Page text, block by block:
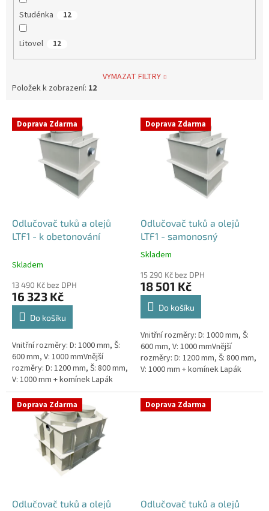
Studénka 12
Litovel 12
VYMAZAT FILTRY
Položek k zobrazení: 12
V Doprava Zdarma
Odlučovač tuků a olejů
LTF1 - k obetonování
Skladem
13 490 Kč bez DPH
16 323 Kč
Do košíku
Vnitřní rozměry: D: 1000 mm, Š:
600 mm, V: 1000 mmVnější
rozměry: D: 1200 mm, Š: 800 mm,
V: 1000 mm + komínek Lapák
tuků do 1l/s nebo 100 jídel
denně Průměr a umístění...
Doprava Zdarma
Odlučovač tuků a olejů
LTF1 - samonosný
Průměrné
produktu
je
4,5
hvězdiček.
Skladem
15 290 Kč bez DPH
18 501 Kč
Do košíku
Vnitřní rozměry: D: 1000 mm, Š:
600 mm, V: 1000 mmVnější
rozměry: D: 1200 mm, Š: 800 mm,
V: 1000 mm + komínek Lapák
denně Průměr a umístění...
Doprava Zdarma
Odlučovač tuků a olejů
Doprava Zdarma
Odlučovač tuků a olejů